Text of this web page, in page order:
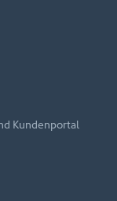
Kundenportal